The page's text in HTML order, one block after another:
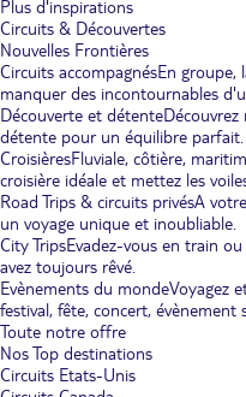
Plus d'inspirations
Circuits & Découvertes
Nouvelles Frontières
Circuits accompagnésEn groupe,
manquer des incontournables
Découverte et détente
détente pour un équilibre parfait.
CroisièresFluviale, côtière,
croisière idéale et mettez les
Road Trips & circuits privésA
un voyage unique et inoubliable.
City TripsEvadez-vous en train
avez toujours rêvé.
Evènements du mondeVoyagez
festival, fête, concert, évènement
Toute notre offre
Nos Top destinations
Circuits Etats-Unis